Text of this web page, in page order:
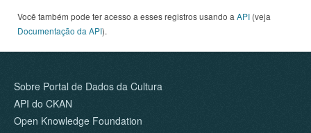
Você também pode ter acesso a esses registros usando a API (veja
Documentação da API).
Sobre Portal de Dados da Cultura
API do CKAN
Open Knowledge Foundation